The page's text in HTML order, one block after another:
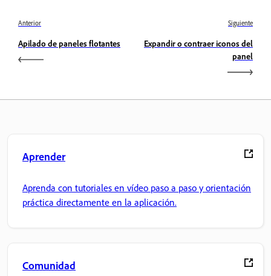
Anterior
Apilado de paneles flotantes
Siguiente
Expandir o contraer iconos del
panel
Aprender
Aprenda con tutoriales en vídeo paso a paso y orientación
práctica directamente en la aplicación.
Comunidad